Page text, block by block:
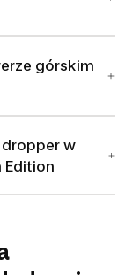
górskim
w
Edition